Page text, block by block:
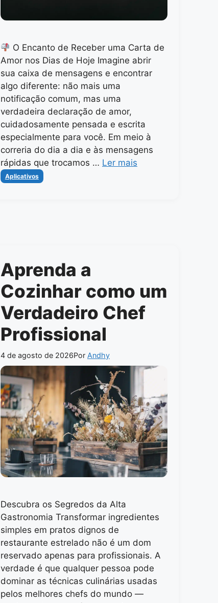
O Encanto de Receber uma Carta de
Amor nos Dias de Hoje Imagine abrir
sua caixa de mensagens e encontrar
algo diferente: não mais uma
notificação comum, mas uma
verdadeira declaração de amor,
cuidadosamente pensada e escrita
especialmente para você. Em meio à
correria do dia a dia e às mensagens
rápidas que trocamos … Ler mais
Categorias
Aplicativos
Aprenda a
Cozinhar como um
Verdadeiro Chef
Profissional
4 de agosto de 2026Por Andhy
Descubra os Segredos da Alta
Gastronomia Transformar ingredientes
simples em pratos dignos de
restaurante estrelado não é um dom
reservado apenas para profissionais. A
verdade é que qualquer pessoa pode
dominar as técnicas culinárias usadas
pelos melhores chefs do mundo —